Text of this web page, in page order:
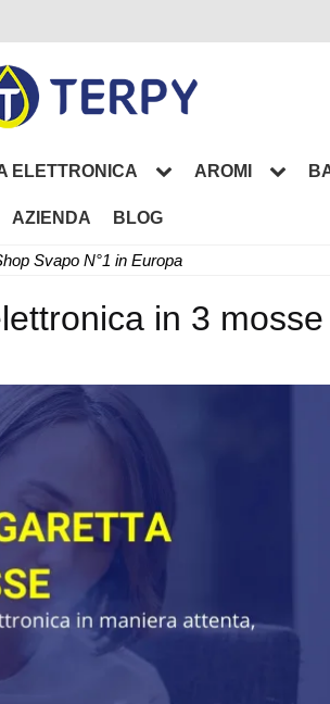
ELETTRONICA AROMI
AZIENDA BLOG
Svapo N°1 in Europa
in 3 mosse